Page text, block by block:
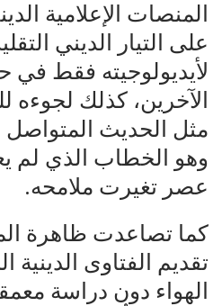
المنصات الإعلامية
على التيار الديني
لأيديولوجيته فقط في
الآخرين، كذلك
مثل الحديث
وهو الخطاب الذي لم
عصر تغيرت ملامحه.
كما تصاعدت ظاهرة
تقديم الفتاوى
الهواء دون دراسة